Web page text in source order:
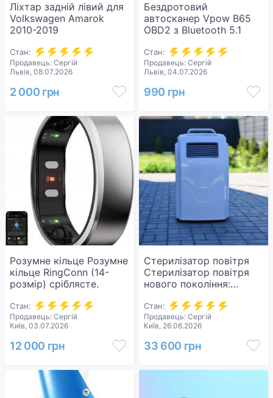
Ліхтар задній лівий для
Volkswagen Amarok
2010-2019
Стан:
Продавець: Сергій
Львів, 08.07.2026
2 000 грн
Бездротовий
автосканер Vpow B65
OBD2 з Bluetooth 5.1
Стан:
Продавець: Сергій
Львів, 04.07.2026
990 грн
Розумне кільце Розумне
кільце RingConn (14-
розмір) сріблясте.
Стан:
Продавець: Сергій
Київ, 03.07.2026
12 000 грн
Стерилізатор повітря
Стерилізатор повітря
нового покоління:
технологія, зволожувач
,очисник плазмовий.
Новий.
Стан:
Продавець: Сергій
Київ, 26.06.2026
33 600 грн